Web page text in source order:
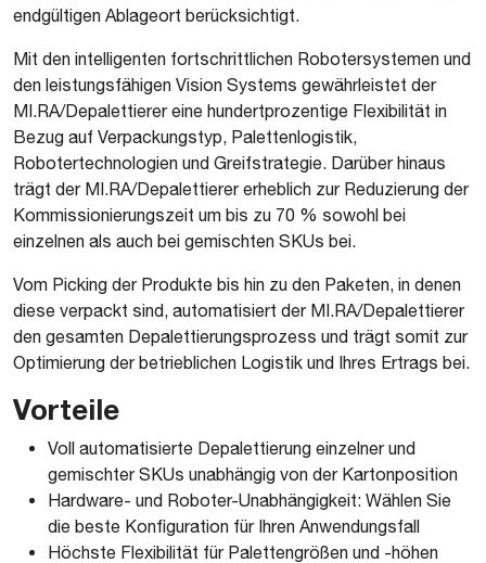
endgültigen Ablageort berücksichtigt.
Mit den intelligenten fortschrittlichen Robotersystemen und
den leistungsfähigen Vision Systems gewährleistet der
MI.RA/Depalettierer eine hundertprozentige Flexibilität in
Bezug auf Verpackungstyp, Palettenlogistik,
Robotertechnologien und Greifstrategie. Darüber hinaus
trägt der MI.RA/Depalettierer erheblich zur Reduzierung der
Kommissionierungszeit um bis zu 70 % sowohl bei
einzelnen als auch bei gemischten SKUs bei.
Vom Picking der Produkte bis hin zu den Paketen, in denen
diese verpackt sind, automatisiert der MI.RA/Depalettierer
den gesamten Depalettierungsprozess und trägt somit zur
Optimierung der betrieblichen Logistik und Ihres Ertrags bei.
Vorteile
Voll automatisierte Depalettierung einzelner und
gemischter SKUs unabhängig von der Kartonposition
Hardware- und Roboter-Unabhängigkeit: Wählen Sie
die beste Konfiguration für Ihren Anwendungsfall
Höchste Flexibilität für Palettengrößen und -höhen